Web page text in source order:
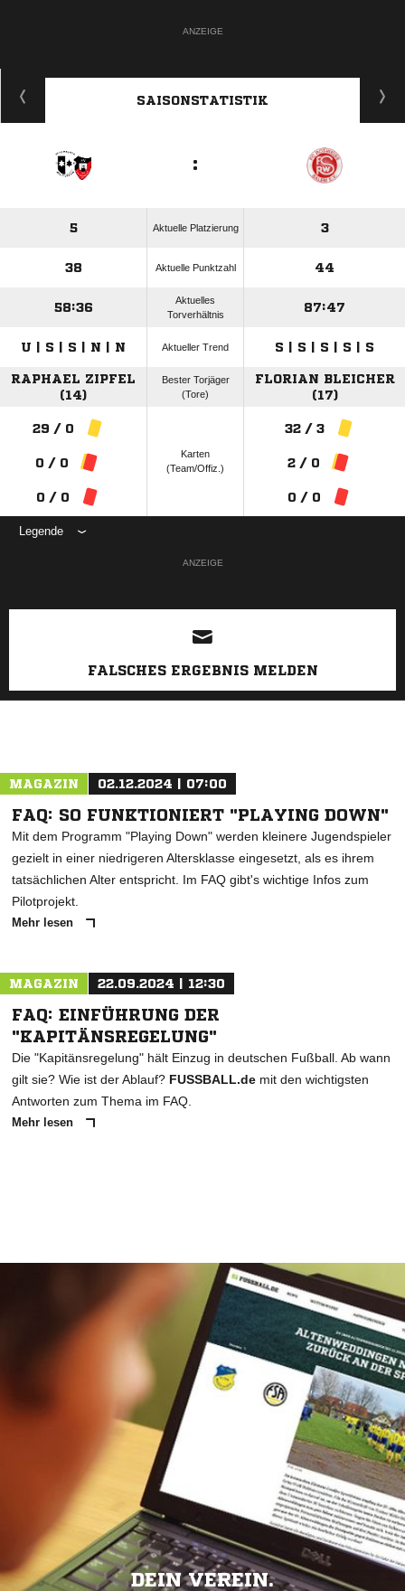
ANZEIGE
SAISONSTATISTIK
:
5 Aktuelle Platzierung 3
38 Aktuelle Punktzahl 44
58:36
Aktuelles
Torverhältnis
87:47
U | S | S | N | N Aktueller Trend S | S | S | S | S
RAPHAEL ZIPFEL
(14)
Bester Torjäger
(Tore)
FLORIAN BLEICHER
(17)
29 / 0
0 / 0
0 / 0
Karten
(Team/Offiz.)
32 / 3
2 / 0
0 / 0
Legende
ANZEIGE
FALSCHES ERGEBNIS MELDEN
MAGAZIN 02.12.2024 | 07:00
FAQ: SO FUNKTIONIERT "PLAYING DOWN"
Mit dem Programm "Playing Down" werden kleinere Jugendspieler
gezielt in einer niedrigeren Altersklasse eingesetzt, als es ihrem
tatsächlichen Alter entspricht. Im FAQ gibt's wichtige Infos zum
Pilotprojekt.
Mehr lesen
MAGAZIN 22.09.2024 | 12:30
FAQ: EINFÜHRUNG DER
"KAPITÄNSREGELUNG"
Die "Kapitänsregelung" hält Einzug in deutschen Fußball. Ab wann
gilt sie? Wie ist der Ablauf? FUSSBALL.de mit den wichtigsten
Antworten zum Thema im FAQ.
Mehr lesen
DEIN VEREIN.